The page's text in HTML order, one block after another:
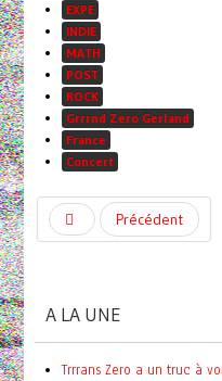
EXPE
INDIE
MATH
POST
ROCK
Grrrnd Zero Gerland
France
Concert
Précédent
A LA UNE
Trrrans Zero a un truc à